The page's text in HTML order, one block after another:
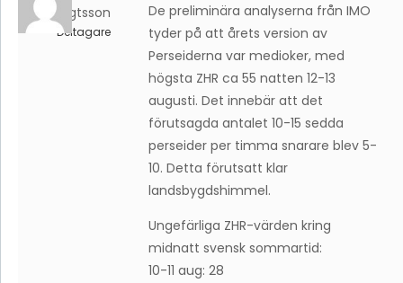
Bengtsson
Deltagare
De preliminära analyserna från IMO
tyder på att årets version av
Perseiderna var medioker, med
högsta ZHR ca 55 natten 12-13
augusti. Det innebär att det
förutsagda antalet 10-15 sedda
perseider per timma snarare blev 5-
10. Detta förutsatt klar
landsbygdshimmel.
Ungefärliga ZHR-värden kring
midnatt svensk sommartid:
10-11 aug: 28